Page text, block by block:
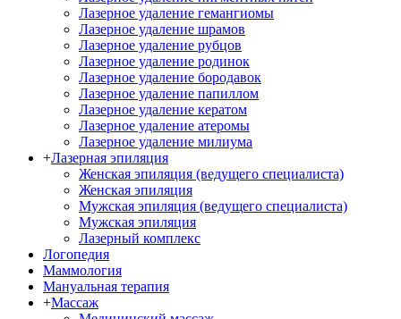
Лазерное удаление гемангиомы
Лазерное удаление шрамов
Лазерное удаление рубцов
Лазерное удаление родинок
Лазерное удаление бородавок
Лазерное удаление папиллом
Лазерное удаление кератом
Лазерное удаление атеромы
Лазерное удаление милиума
+Лазерная эпиляция
Женская эпиляция (ведущего специалиста)
Женская эпиляция
Мужская эпиляция (ведущего специалиста)
Мужская эпиляция
Лазерный комплекс
Логопедия
Маммология
Мануальная терапия
+Массаж